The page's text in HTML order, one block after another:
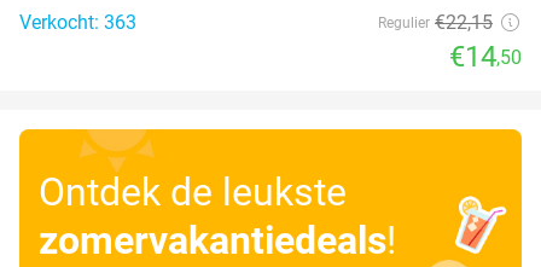
Verkocht: 363
Regulier €22,15
€14,50
Ontdek de leukste
zomervakantiedeals!